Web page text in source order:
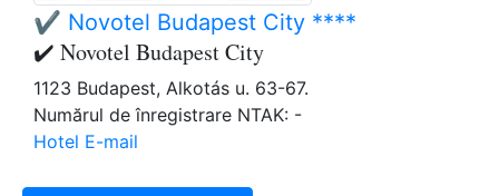
✔️ Novotel Budapest City ****
✔️ Novotel Budapest City
1123 Budapest, Alkotás u. 63-67.
Numărul de înregistrare NTAK: -
Hotel E-mail